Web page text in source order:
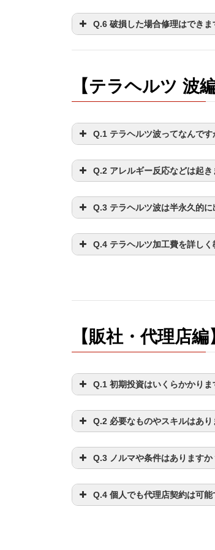
Q.6 破損した場合修理はできま
【テラヘルツ 波編
Q.1 テラヘルツ波ってなんです
Q.2 アレルギー反応などは起き
Q.3 テラヘルツ波は半永久的に
Q.4 テラヘルツ加工費を詳し
【販社・代理店編
Q.1 初期投資はいくらかかりま
Q.2 必要なものやスキルはあり
Q.3 ノルマや条件はありますか
Q.4 個人でも代理店契約は可能